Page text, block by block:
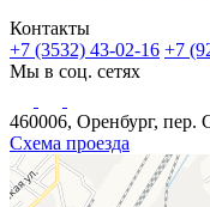
Контакты
+7 (3532) 43-02-16 +7
Мы в соц. сетях
460006, Оренбург, пер.
Схема проезда